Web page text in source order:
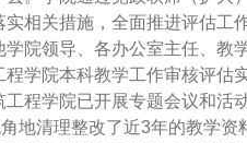
相关措施，全面推进评估工
院领导、各办公室主任、教
学院本科教学工作审核评估
程学院已开展专题会议和活
地清理整改了近3年的教学